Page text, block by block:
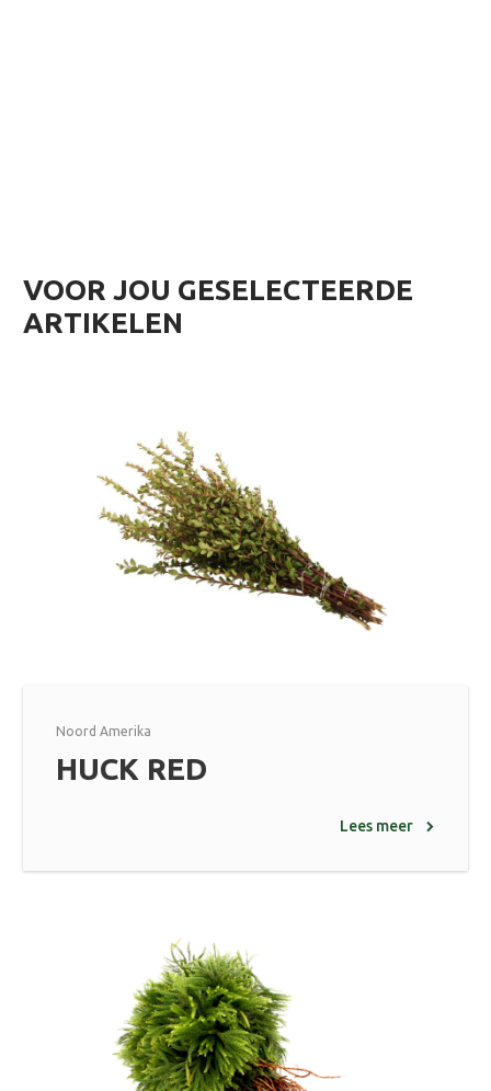
VOOR JOU GESELECTEERDE
ARTIKELEN
Noord Amerika
HUCK RED
Lees meer